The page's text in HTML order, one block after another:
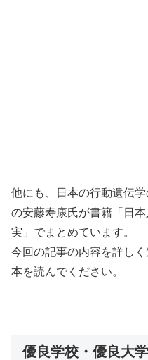
他にも、日本の行動遺伝
の安藤寿康氏が書籍「日
実」でまとめています。
今回の記事の内容を詳し
本を読んでください。
優良学校・優良大